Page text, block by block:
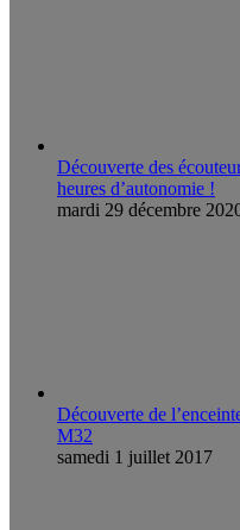
Découverte des
heures d’autonomie !
mardi 29 décembre
Découverte de
M32
samedi 1 juillet 2017